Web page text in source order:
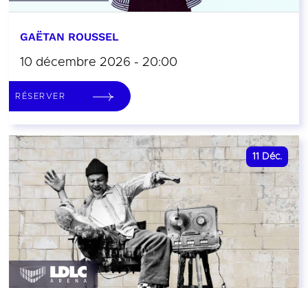
GAËTAN ROUSSEL
10 décembre 2026 - 20:00
RÉSERVER
11 Déc.